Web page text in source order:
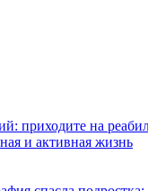
приходите на
и активная жизнь